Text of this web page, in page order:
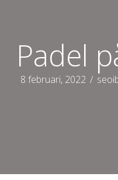
Padel
8 februari, 2022 /